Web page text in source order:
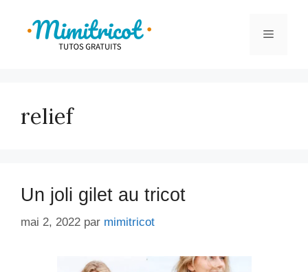
contenu
Menu
relief
Un joli gilet au tricot
mai 2, 2022 par mimitricot